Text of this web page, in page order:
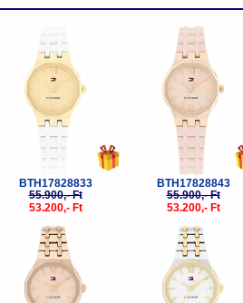
BTH17828833
55.900,- Ft
53.200,- Ft
BTH17828843
55.900,- Ft
53.200,- Ft